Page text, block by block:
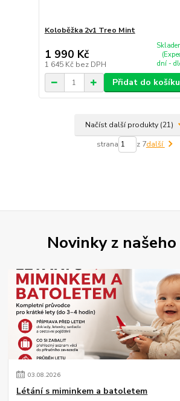
Koloběžka 2v1 Treo Mint
1 990 Kč
1 645 Kč bez DPH
dní -
Přidat do košíku
Načíst další produkty (21)
strana z 7další
Novinky z
03.08.2026
Létání s miminkem a batoletem